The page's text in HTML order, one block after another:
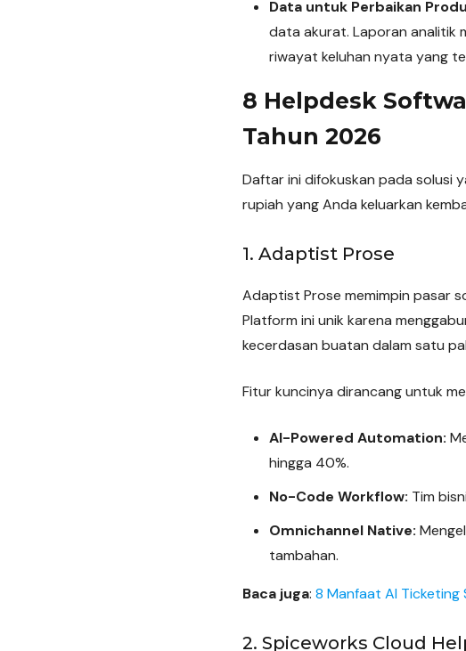
Data untuk Perbaikan
data akurat. Laporan analitik
riwayat keluhan nyata yang
8 Helpdesk
Tahun 2026
Daftar ini difokuskan pada solusi
rupiah yang Anda keluarkan
1. Adaptist Prose
Adaptist Prose memimpin pasar
Platform ini unik karena
kecerdasan buatan dalam satu
Fitur kuncinya dirancang untuk
AI-Powered Automation:
hingga 40%.
No-Code Workflow: Tim
Omnichannel Native:
tambahan.
Baca juga: 8 Manfaat AI Ticketing
2. Spiceworks Cloud